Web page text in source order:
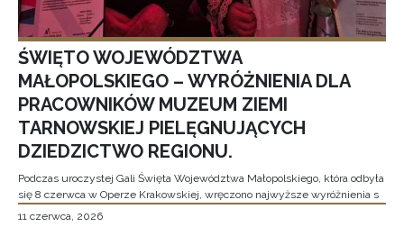
ŚWIĘTO WOJEWÓDZTWA
MAŁOPOLSKIEGO – WYRÓŻNIENIA DLA
PRACOWNIKÓW MUZEUM ZIEMI
TARNOWSKIEJ PIELĘGNUJĄCYCH
DZIEDZICTWO REGIONU.
Podczas uroczystej Gali Święta Województwa Małopolskiego, która odbyła
się 8 czerwca w Operze Krakowskiej, wręczono najwyższe wyróżnienia s
11 czerwca, 2026